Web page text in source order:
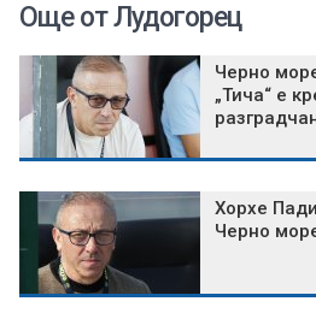
Още от Лудогорец
Черно
„Тича“ е
Хорхе
Черно